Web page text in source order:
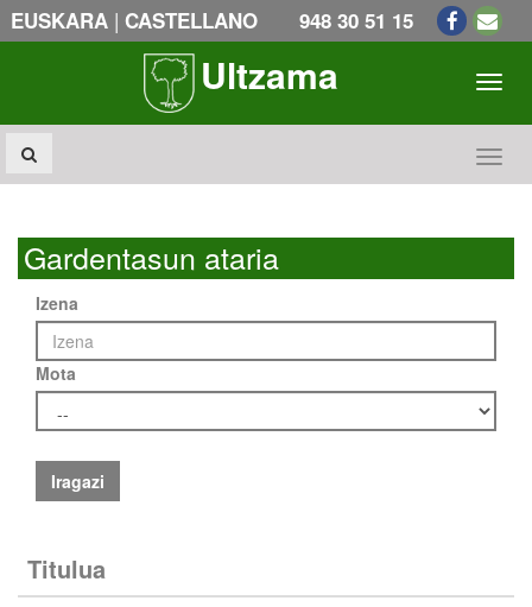
EUSKARA | CASTELLANO 948 30 51 15
Ultzama
Gardentasun ataria
Izena
Mota
Iragazi
Titulua